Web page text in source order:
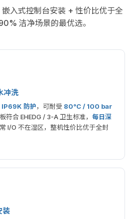
入式控制台安装 + 性价比优于全
洁净场景的最优选。
冲洗
防护，可耐受 80°C / 100 bar
符合 EHEDG / 3-A 卫生标准， 每日深
I/O 不在湿区，整机性价比优于全封
装